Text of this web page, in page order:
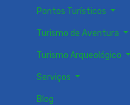
Pontos Turísticos
Turismo de Aventura
Turismo Arqueológico
Serviços
Blog